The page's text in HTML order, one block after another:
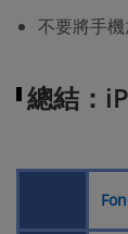
不要將手
總結：